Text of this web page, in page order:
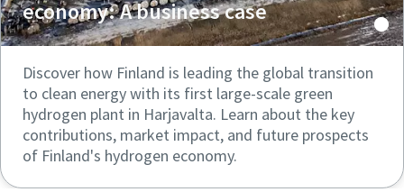
economy: A business case
Discover how Finland is leading the global transition
to clean energy with its first large-scale green
hydrogen plant in Harjavalta. Learn about the key
contributions, market impact, and future prospects
of Finland's hydrogen economy.